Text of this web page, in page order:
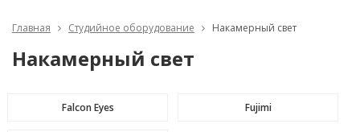
Главная Студийное оборудование Накамерный свет
Накамерный свет
Falcon Eyes Fujimi